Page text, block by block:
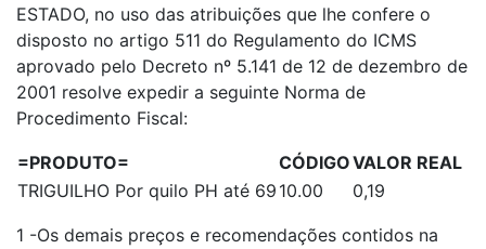
ESTADO, no uso das atribuições que lhe confere o
disposto no artigo 511 do Regulamento do ICMS
aprovado pelo Decreto nº 5.141 de 12 de dezembro de
2001 resolve expedir a seguinte Norma de
Procedimento Fiscal:
=PRODUTO= CÓDIGOVALOR REAL
TRIGUILHO Por quilo PH até 69 10.00 0,19
1 -Os demais preços e recomendações contidos na